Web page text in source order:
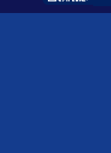
olhos, enxágue